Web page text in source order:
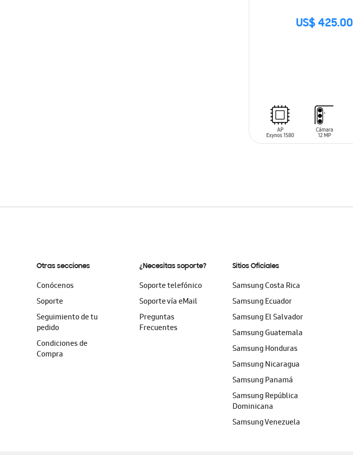
US$ 425.00
SIN
Otras secciones
Conócenos
Soporte
Seguimiento de tu
pedido
Condiciones de
Compra
¿Necesitas soporte?
Soporte telefónico
Soporte vía eMail
Preguntas
Frecuentes
Sitios Oficiales
Samsung Costa Rica
Samsung Ecuador
Samsung El Salvador
Samsung Guatemala
Samsung Honduras
Samsung Nicaragua
Samsung Panamá
Samsung República
Dominicana
Samsung Venezuela